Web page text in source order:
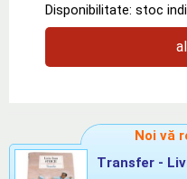
Disponibilitate: stoc
Noi vă
Transfer -